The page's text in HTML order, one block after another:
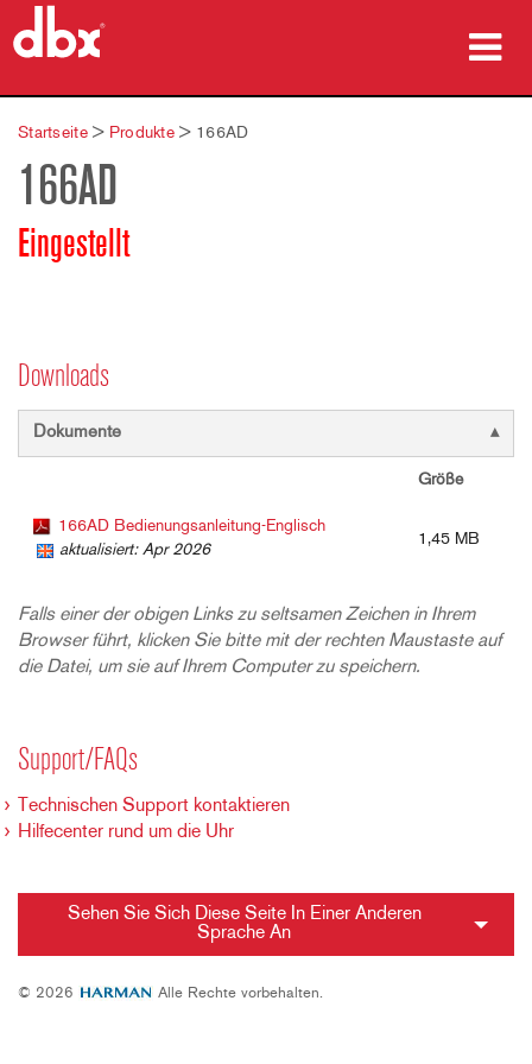
Produkte
Fallstudien
Wo zu kaufen
Sprache/Region
Startseite> Produkte > 166AD
166AD
Eingestellt
Downloads
Dokumente
Größe
166AD Bedienungsanleitung-Englisch
aktualisiert: Apr 2026
1,45 MB
Falls einer der obigen Links zu seltsamen Zeichen in Ihrem
Browser führt, klicken Sie bitte mit der rechten Maustaste auf
die Datei, um sie auf Ihrem Computer zu speichern.
Support/FAQs
Technischen Support kontaktieren
Hilfecenter rund um die Uhr
Sehen Sie Sich Diese Seite In Einer Anderen
Sprache An
© 2026 Alle Rechte vorbehalten.